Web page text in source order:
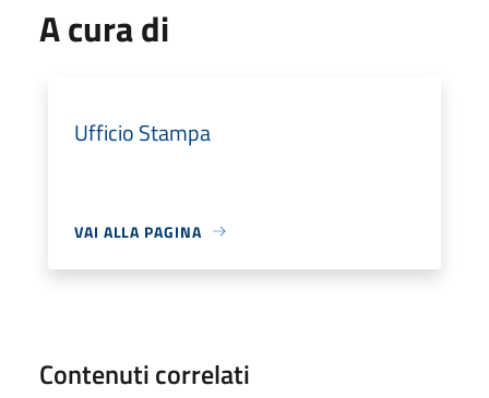
A cura di
Ufficio Stampa
VAI ALLA PAGINA
Contenuti correlati